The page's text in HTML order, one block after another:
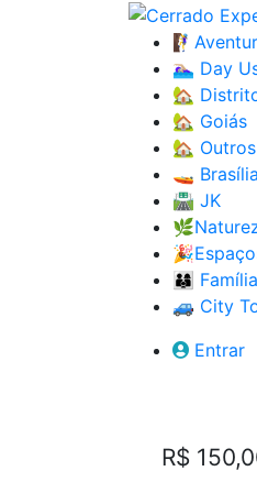
🏊🏼‍♀️ Day
🏡
🏡 Goiás
🏡
🚤 Brasília
🛣️ JK
👨‍👩‍👦 Família
🚙 City
Entrar
R$